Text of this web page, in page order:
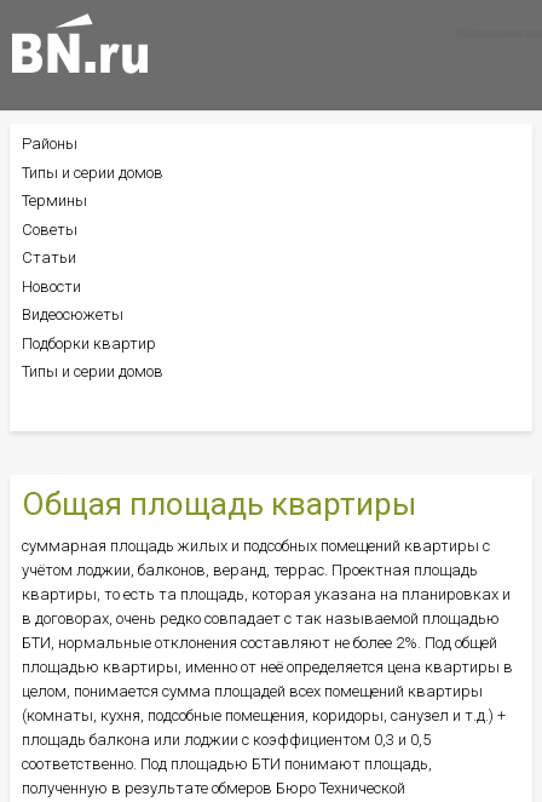
Общая площадь квартиры
суммарная площадь жилых и подсобных помещений квартиры с
учётом лоджии, балконов, веранд, террас. Проектная площадь
квартиры, то есть та площадь, которая указана на планировках и
в договорах, очень редко совпадает с так называемой площадью
БТИ, нормальные отклонения составляют не более 2%. Под общей
площадью квартиры, именно от неё определяется цена квартиры в
целом, понимается сумма площадей всех помещений квартиры
(комнаты, кухня, подсобные помещения, коридоры, санузел и т.д.) +
площадь балкона или лоджии с коэффициентом 0,3 и 0,5
соответственно. Под площадью БТИ понимают площадь,
полученную в результате обмеров Бюро Технической
БОКОВОЕ
МЕНЮ
Районы
Типы и серии домов
Термины
Советы
Статьи
Новости
Видеосюжеты
Подборки квартир
Типы и серии домов